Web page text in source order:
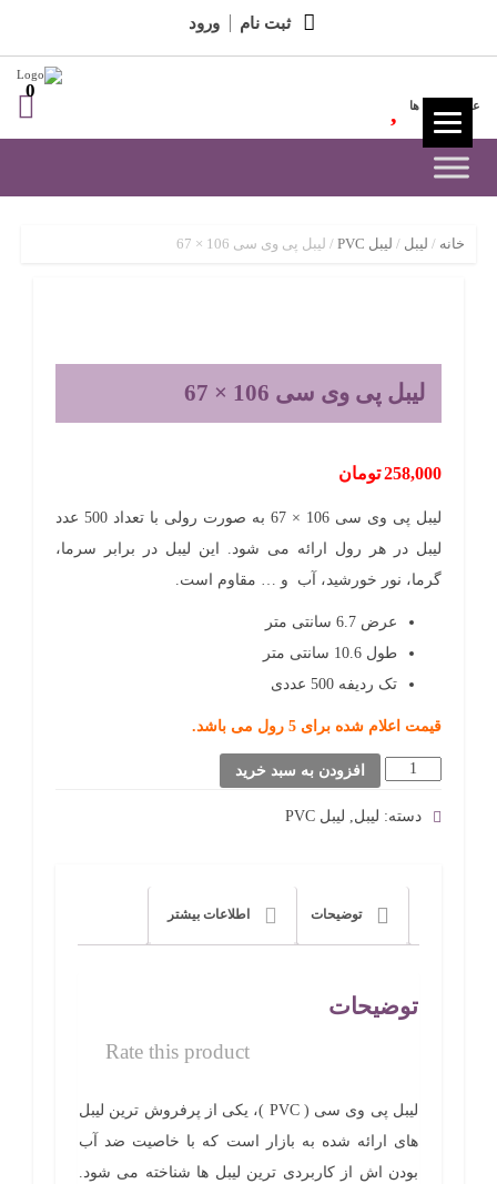
ثبت نام ورود
0
علاقه مندی ها
خانه / لیبل / لیبل PVC / لیبل پی وی سی 106 × 67
لیبل پی وی سی 106 × 67
258,000تومان
لیبل پی وی سی 106 × 67 به صورت رولی با تعداد 500 عدد
لیبل در هر رول ارائه می شود. این لیبل در برابر سرما،
گرما، نور خورشید، آب و … مقاوم است.
عرض 6.7 سانتی متر
طول 10.6 سانتی متر
تک ردیفه 500 عددی
قیمت اعلام شده برای 5 رول می باشد.
افزودن به سبد خرید
دسته: لیبل, لیبل PVC
توضیحات اطلاعات بیشتر
توضیحات
Rate this product
لیبل پی وی سی ( PVC )، یکی از پرفروش ترین لیبل
های ارائه شده به بازار است که با خاصیت ضد آب
بودن اش از کاربردی ترین لیبل ها شناخته می شود.